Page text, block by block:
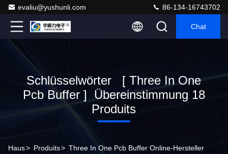
evaliu@yushunli.com 86-134-16743702
Chat
Schlüsselwörter [ Three In One
Pcb Buffer ] Übereinstimmung 18
Produits
Haus> Produits> Three In One Pcb Buffer Online-Hersteller